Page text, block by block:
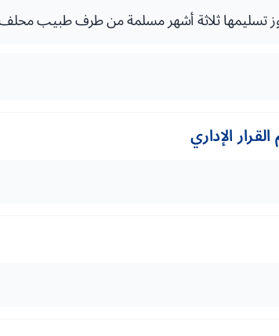
تسليمها ثلاثة أشهر مسلمة من طرف طبيب
الإداري